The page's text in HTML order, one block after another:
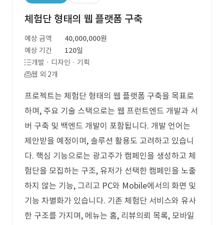
체험단 형태의 웹 플랫폼 구축
예상 금액
40,000,000원
예상 기간
120일
개발 · 디자인 · 기획
웹 외 2개
프로젝트는 체험단 형태의 웹 플랫폼 구축을 목표로
하며, 주요 기술 스택으로는 웹 프런트엔드 개발과 서
버 구축 및 백엔드 개발이 포함됩니다. 개발 언어는
제안받을 예정이며, 솔루션 활용도 고려하고 있습니
다. 핵심 기능으로는 광고주가 캠페인을 생성하고 체
험단을 모집하는 구조, 유저가 선택한 캠페인을 노출
하지 않는 기능, 그리고 PC와 Mobile에서의 화면 및
기능 차별화가 있습니다. 기존 체험단 서비스와 유사
한 구조를 가지며, 메뉴는 홈, 리뷰의뢰 목록, 모바일